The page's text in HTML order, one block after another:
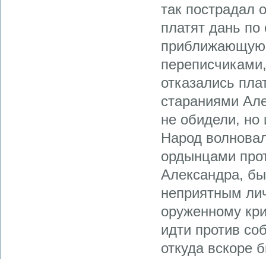
так пострадал
платят дань по
отказались
стараниями
не обидели, но
Народ
ордынцами
Александра,
неприятным
оруженному
идти против
откуда вскоре